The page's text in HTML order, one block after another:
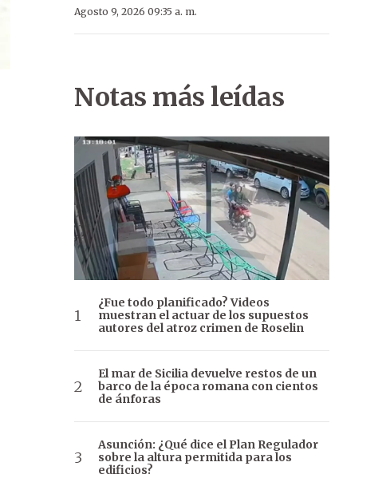
Agosto 9, 2026 09:35 a. m.
Notas más leídas
¿Fue todo planificado? Videos
muestran el actuar de los supuestos
autores del atroz crimen de Roselin
El mar de Sicilia devuelve restos de un
barco de la época romana con cientos
de ánforas
Asunción: ¿Qué dice el Plan Regulador
sobre la altura permitida para los
edificios?